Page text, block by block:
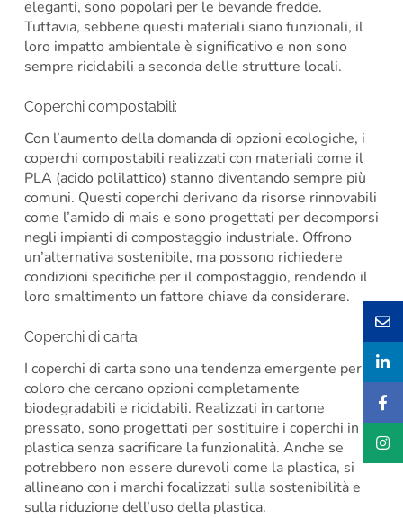
eleganti, sono popolari per le bevande fredde.
Tuttavia, sebbene questi materiali siano funzionali, il
loro impatto ambientale è significativo e non sono
sempre riciclabili a seconda delle strutture locali.
Coperchi compostabili:
Con l’aumento della domanda di opzioni ecologiche, i
coperchi compostabili realizzati con materiali come il
PLA (acido polilattico) stanno diventando sempre più
comuni. Questi coperchi derivano da risorse rinnovabili
come l’amido di mais e sono progettati per decomporsi
negli impianti di compostaggio industriale. Offrono
un’alternativa sostenibile, ma possono richiedere
condizioni specifiche per il compostaggio, rendendo il
loro smaltimento un fattore chiave da considerare.
Coperchi di carta:
I coperchi di carta sono una tendenza emergente per
coloro che cercano opzioni completamente
biodegradabili e riciclabili. Realizzati in cartone
pressato, sono progettati per sostituire i coperchi in
plastica senza sacrificare la funzionalità. Anche se
potrebbero non essere durevoli come la plastica, si
allineano con i marchi focalizzati sulla sostenibilità e
sulla riduzione dell’uso della plastica.